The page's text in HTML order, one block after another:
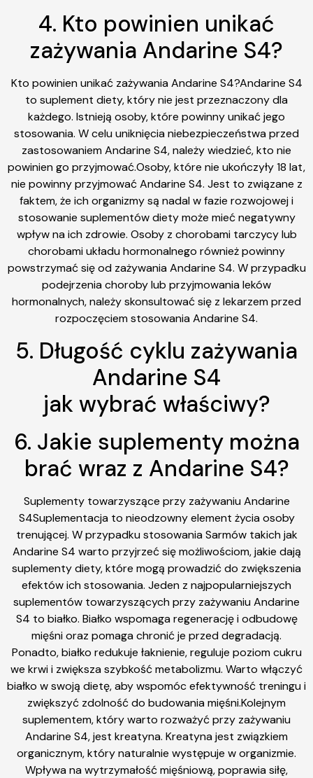
4. Kto powinien unikać
zażywania Andarine S4?
Kto powinien unikać zażywania Andarine S4?Andarine S4
to suplement diety, który nie jest przeznaczony dla
każdego. Istnieją osoby, które powinny unikać jego
stosowania. W celu uniknięcia niebezpieczeństwa przed
zastosowaniem Andarine S4, należy wiedzieć, kto nie
powinien go przyjmować.Osoby, które nie ukończyły 18 lat,
nie powinny przyjmować Andarine S4. Jest to związane z
faktem, że ich organizmy są nadal w fazie rozwojowej i
stosowanie suplementów diety może mieć negatywny
wpływ na ich zdrowie. Osoby z chorobami tarczycy lub
chorobami układu hormonalnego również powinny
powstrzymać się od zażywania Andarine S4. W przypadku
podejrzenia choroby lub przyjmowania leków
hormonalnych, należy skonsultować się z lekarzem przed
rozpoczęciem stosowania Andarine S4.
5. Długość cyklu zażywania
Andarine S4
jak wybrać właściwy?
6. Jakie suplementy można
brać wraz z Andarine S4?
Suplementy towarzyszące przy zażywaniu Andarine
S4Suplementacja to nieodzowny element życia osoby
trenującej. W przypadku stosowania Sarmów takich jak
Andarine S4 warto przyjrzeć się możliwościom, jakie dają
suplementy diety, które mogą prowadzić do zwiększenia
efektów ich stosowania. Jeden z najpopularniejszych
suplementów towarzyszących przy zażywaniu Andarine
S4 to białko. Białko wspomaga regenerację i odbudowę
mięśni oraz pomaga chronić je przed degradacją.
Ponadto, białko redukuje łaknienie, reguluje poziom cukru
we krwi i zwiększa szybkość metabolizmu. Warto włączyć
białko w swoją dietę, aby wspomóc efektywność treningu i
zwiększyć zdolność do budowania mięśni.Kolejnym
suplementem, który warto rozważyć przy zażywaniu
Andarine S4, jest kreatyna. Kreatyna jest związkiem
organicznym, który naturalnie występuje w organizmie.
Wpływa na wytrzymałość mięśniową, poprawia siłę,